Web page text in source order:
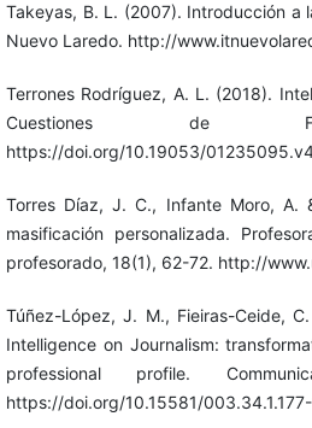
Takeyas, B. L. (2007). Introducción a
Nuevo Laredo. http://
Terrones Rodríguez, A. L. (2018).
Cuestiones de
https://doi.org/10.19053/
Torres Díaz, J. C., Infante Moro, A.
masificación personalizada.
profesorado, 18(1), 62-72. http://
Túñez-López, J. M., Fieiras-Ceide,
Intelligence on Journalism:
professional profile.
https://doi.org/10.15581/